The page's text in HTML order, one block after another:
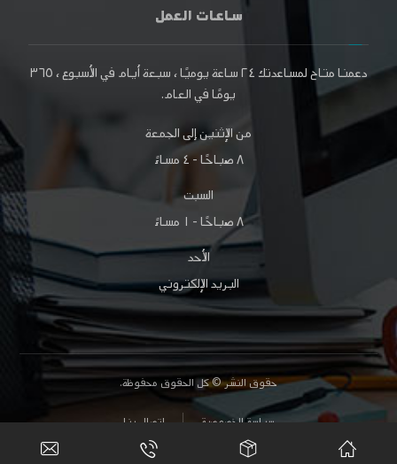
ساعات العمل
دعمنا متاح لمساعدتك ٢٤ ساعة يوميًا ، سبعة أيام في الأسبوع ،٣٦٥
يومًافي العام.
من الإثنين إلى الجمعة
٨ صباحًا - ٤ مساءً
السبت
٨ صباحًا - ١ مساءً
الأحد
البريد الإلكتروني
حقوق النشر © كل الحقوق محفوظة.
اتصال بنا سياسة الخصوصية